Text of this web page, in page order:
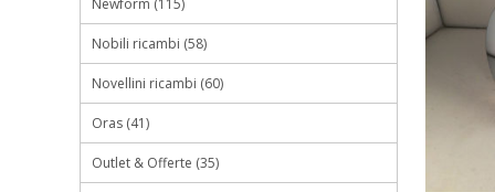
Newform (115)
Nobili ricambi (58)
Novellini ricambi (60)
Oras (41)
Outlet & Offerte (35)